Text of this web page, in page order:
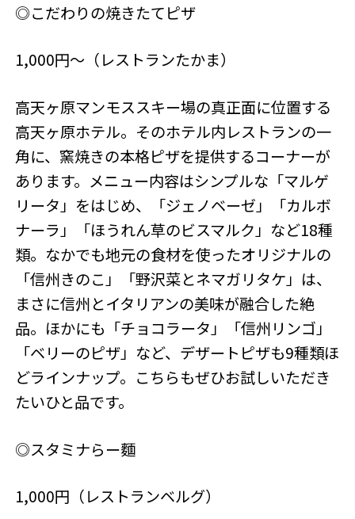
◎こだわりの焼きたてピザ
1,000円～（レストランたかま）
高天ヶ原マンモススキー場の真正面に位置する
高天ヶ原ホテル。そのホテル内レストランの一
角に、窯焼きの本格ピザを提供するコーナーが
あります。メニュー内容はシンプルな「マルゲ
リータ」をはじめ、「ジェノベーゼ」「カルボ
ナーラ」「ほうれん草のビスマルク」など18種
類。なかでも地元の食材を使ったオリジナルの
「信州きのこ」「野沢菜とネマガリタケ」は、
まさに信州とイタリアンの美味が融合した絶
品。ほかにも「チョコラータ」「信州リンゴ」
「ベリーのピザ」など、デザートピザも9種類ほ
どラインナップ。こちらもぜひお試しいただき
たいひと品です。
◎スタミナらー麵
1,000円（レストランベルグ）